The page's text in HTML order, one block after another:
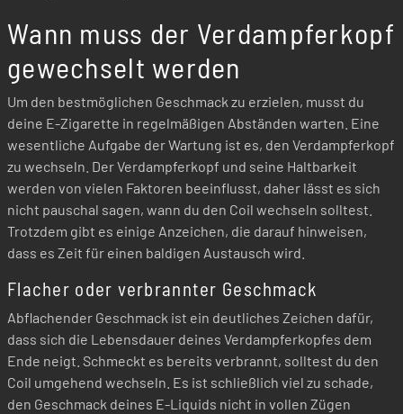
Wann muss der Verdampferkopf
gewechselt werden
Um den bestmöglichen Geschmack zu erzielen, musst du
deine E-Zigarette in regelmäßigen Abständen warten. Eine
wesentliche Aufgabe der Wartung ist es, den Verdampferkopf
zu wechseln. Der Verdampferkopf und seine Haltbarkeit
werden von vielen Faktoren beeinflusst, daher lässt es sich
nicht pauschal sagen, wann du den Coil wechseln solltest.
Trotzdem gibt es einige Anzeichen, die darauf hinweisen,
dass es Zeit für einen baldigen Austausch wird.
Flacher oder verbrannter Geschmack
Abflachender Geschmack ist ein deutliches Zeichen dafür,
dass sich die Lebensdauer deines Verdampferkopfes dem
Ende neigt. Schmeckt es bereits verbrannt, solltest du den
Coil umgehend wechseln. Es ist schließlich viel zu schade,
den Geschmack deines E-Liquids nicht in vollen Zügen